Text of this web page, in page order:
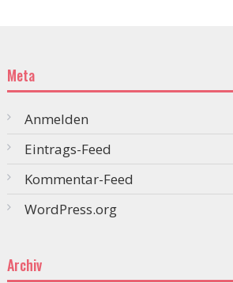
Meta
Anmelden
Eintrags-Feed
Kommentar-Feed
WordPress.org
Archiv